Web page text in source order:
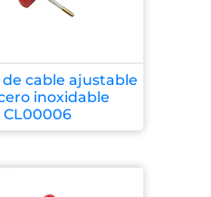
cable ajustable
inoxidable
CL00006